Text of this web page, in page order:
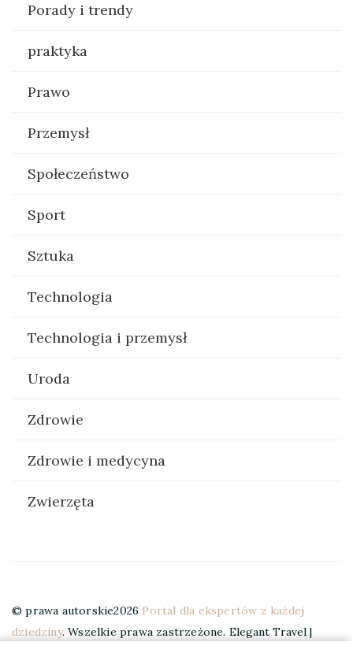
Porady i trendy
praktyka
Prawo
Przemysł
Społeczeństwo
Sport
Sztuka
Technologia
Technologia i przemysł
Uroda
Zdrowie
Zdrowie i medycyna
Zwierzęta
© prawa autorskie2026 Portal dla ekspertów z każdej
dziedziny. Wszelkie prawa zastrzeżone. Elegant Travel |